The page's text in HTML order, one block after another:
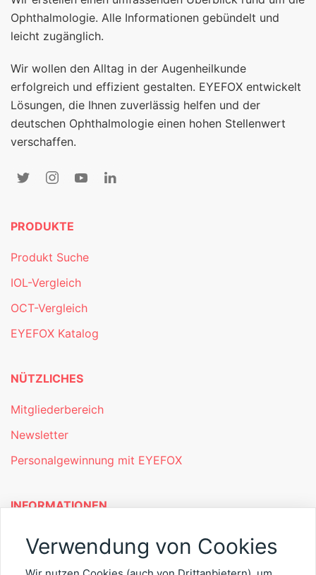
Ophthalmologie. Alle Informationen gebündelt und
leicht zugänglich.
Wir wollen den Alltag in der Augenheilkunde
erfolgreich und effizient gestalten. EYEFOX entwickelt
Lösungen, die Ihnen zuverlässig helfen und der
deutschen Ophthalmologie einen hohen Stellenwert
verschaffen.
PRODUKTE
Produkt Suche
IOL-Vergleich
OCT-Vergleich
EYEFOX Katalog
NÜTZLICHES
Mitgliederbereich
Newsletter
Personalgewinnung mit EYEFOX
INFORMATIONEN
Was ist EYEFOX – Ihre Möglichkeiten
Verwendung von Cookies